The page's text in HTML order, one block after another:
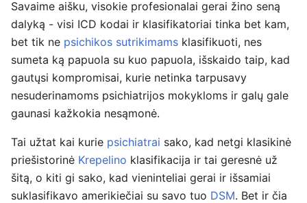
Savaime aišku, visokie profesionalai gerai žino seną
dalyką - visi ICD kodai ir klasifikatoriai tinka bet kam,
bet tik ne psichikos sutrikimams klasifikuoti, nes
sumeta ką papuola su kuo papuola, išskaido taip, kad
gautųsi kompromisai, kurie netinka tarpusavy
nesuderinamoms psichiatrijos mokykloms ir galų gale
gaunasi kažkokia nesąmonė.
Tai užtat kai kurie psichiatrai sako, kad netgi klasikinė
priešistorinė Krepelino klasifikacija ir tai geresnė už
šitą, o kiti gi sako, kad vieninteliai gerai ir išsamiai
suklasifikavo amerikiečiai su savo tuo DSM. Bet ir čia